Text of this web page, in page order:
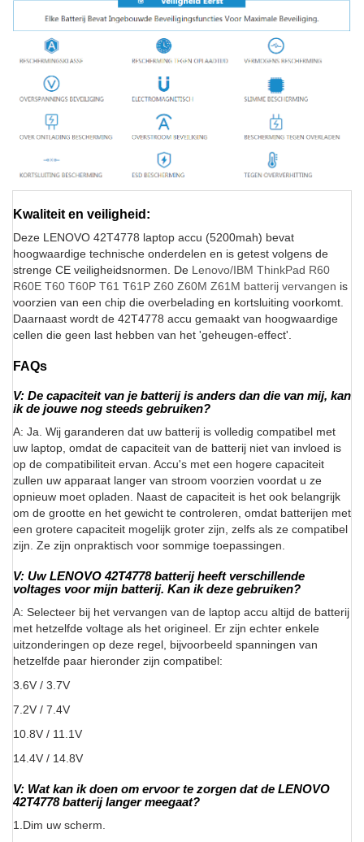
Kwaliteit en veiligheid:
Deze LENOVO 42T4778 laptop accu (5200mah) bevat
hoogwaardige technische onderdelen en is getest volgens de
strenge CE veiligheidsnormen. De Lenovo/IBM ThinkPad R60
R60E T60 T60P T61 T61P Z60 Z60M Z61M batterij vervangen is
voorzien van een chip die overbelading en kortsluiting voorkomt.
Daarnaast wordt de 42T4778 accu gemaakt van hoogwaardige
cellen die geen last hebben van het 'geheugen-effect'.
FAQs
V: De capaciteit van je batterij is anders dan die van mij, kan
ik de jouwe nog steeds gebruiken?
A: Ja. Wij garanderen dat uw batterij is volledig compatibel met
uw laptop, omdat de capaciteit van de batterij niet van invloed is
op de compatibiliteit ervan. Accu's met een hogere capaciteit
zullen uw apparaat langer van stroom voorzien voordat u ze
opnieuw moet opladen. Naast de capaciteit is het ook belangrijk
om de grootte en het gewicht te controleren, omdat batterijen met
een grotere capaciteit mogelijk groter zijn, zelfs als ze compatibel
zijn. Ze zijn onpraktisch voor sommige toepassingen.
V: Uw LENOVO 42T4778 batterij heeft verschillende
voltages voor mijn batterij. Kan ik deze gebruiken?
A: Selecteer bij het vervangen van de laptop accu altijd de batterij
met hetzelfde voltage als het origineel. Er zijn echter enkele
uitzonderingen op deze regel, bijvoorbeeld spanningen van
hetzelfde paar hieronder zijn compatibel:
3.6V / 3.7V
7.2V / 7.4V
10.8V / 11.1V
14.4V / 14.8V
V: Wat kan ik doen om ervoor te zorgen dat de LENOVO
42T4778 batterij langer meegaat?
1.Dim uw scherm.